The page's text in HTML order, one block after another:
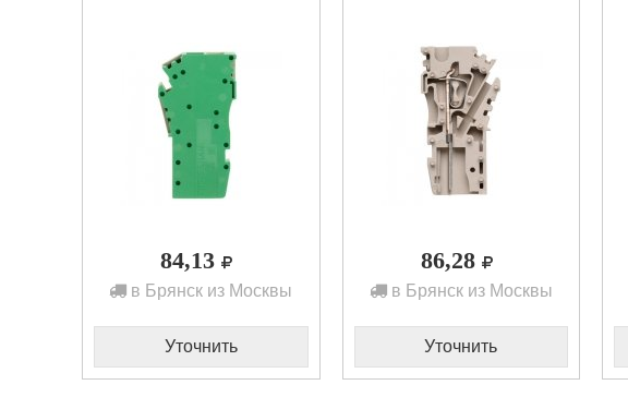
84,13
в Брянск из Москвы
Уточнить
86,28
в Брянск из Москвы
Уточнить